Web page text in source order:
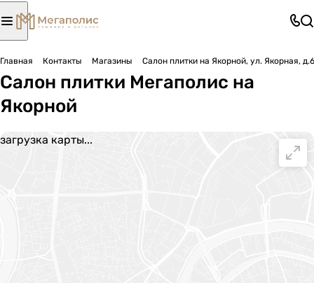
Главная Контакты Магазины Салон плитки на Якорной, ул. Якорная, д.6
Салон плитки Мегаполис на
Якорной
загрузка карты...